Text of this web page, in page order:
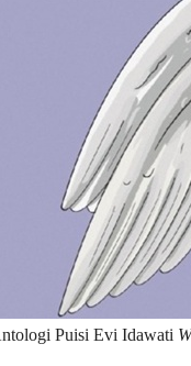
Puisi Evi Idawati